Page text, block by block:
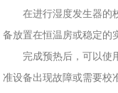
在进行湿度发生器的校
备放置在恒温房或稳定的
完成预热后，可以使用
准设备出现故障或需要校